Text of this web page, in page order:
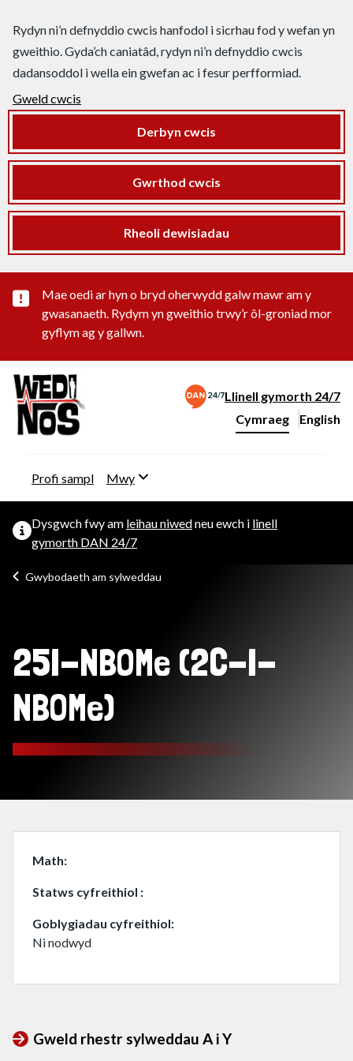
Rydyn ni’n defnyddio cwcis hanfodol i sicrhau fod y wefan yn
gweithio. Gyda’ch caniatâd, rydyn ni’n defnyddio cwcis
dadansoddol i wella ein gwefan ac i fesur perfformiad.
Gweld cwcis
Derbyn cwcis
Gwrthod cwcis
Rheoli dewisiadau
Rhybudd sylwedd pwysig
Mae oedi ar hyn o bryd oherwydd galw mawr am y
gwasanaeth. Rydym yn gweithio trwy’r ôl-groniad mor
gyflym ag y gallwn.
Llinell gymorth 24/7
Newid iaith y wefan
Cymraeg English
–
Profi sampl Mwy
Dysgwch fwy am leihau niwedneu ewch i linell
gymorth DAN 24/7
Gwybodaeth am sylweddau
25I-NBOMe (2C-I-
NBOMe)
Math
Statws cyfreithiol
Goblygiadau cyfreithiol
Ni nodwyd
Gweld rhestr sylweddau A i Y